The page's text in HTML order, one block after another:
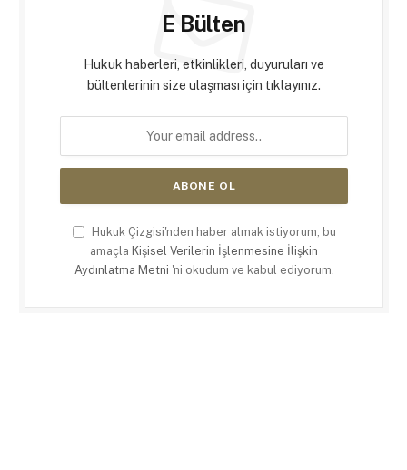
E Bülten
Hukuk haberleri, etkinlikleri, duyuruları ve
bültenlerinin size ulaşması için tıklayınız.
Hukuk Çizgisi'nden haber almak istiyorum, bu
amaçla Kişisel Verilerin İşlenmesine İlişkin
Aydınlatma Metni 'ni okudum ve kabul ediyorum.